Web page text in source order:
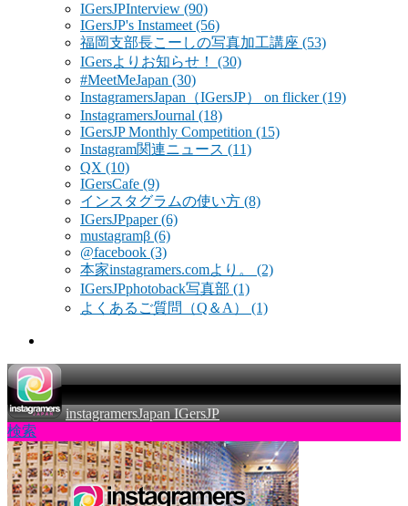
IGersJPInterview (90)
IGersJP's Instameet (56)
福岡支部長こーしの写真加工講座 (53)
IGersよりお知らせ！ (30)
#MeetMeJapan (30)
InstagramersJapan（IGersJP） on flicker(19)
InstagramersJournal (18)
IGersJP Monthly Competition (15)
Instagram関連ニュース (11)
QX (10)
IGersCafe (9)
インスタグラムの使い方 (8)
IGersJPpaper(6)
mustagramβ (6)
@facebook (3)
本家instagramers.comより。 (2)
IGersJPphotoback写真部 (1)
よくあるご質問（Q＆A） (1)
instagramersJapan IGersJP
検索